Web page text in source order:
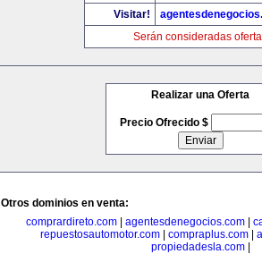
Visitar!
Serán consideradas
Realizar una Oferta
Precio Ofrecido $
Otros dominios en venta:
comprardireto.com| agentesdenegocios.com|
repuestosautomotor.com
compraplus.com
propiedadesla.com|